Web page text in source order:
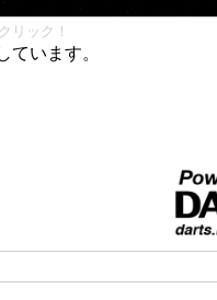
リック！
ています。